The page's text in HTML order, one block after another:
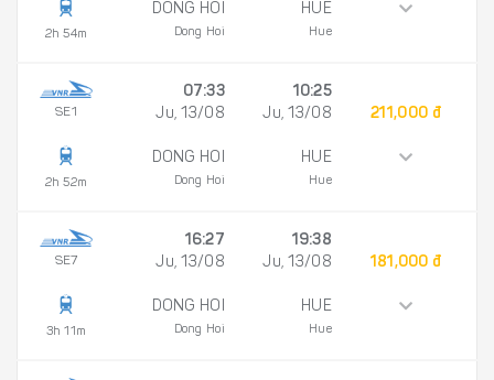
2h 54m
DONG HOI
Dong Hoi
HUE
Hue
SE1
2h 52m
07:33
Ju, 13/08
DONG HOI
Dong Hoi
10:25
Ju, 13/08
HUE
Hue
211,000 đ
SE7
3h 11m
16:27
Ju, 13/08
DONG HOI
Dong Hoi
19:38
Ju, 13/08
HUE
Hue
181,000 đ